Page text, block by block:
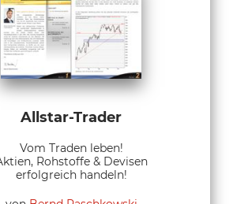
Allstar-Trader
Vom Traden leben!
Rohstoffe & Devisen
erfolgreich handeln!